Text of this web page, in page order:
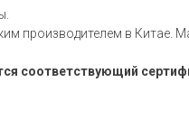
производителем в Китае.
соответствующий